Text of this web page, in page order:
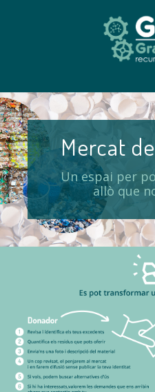
Mercat
Un espai per
allò que